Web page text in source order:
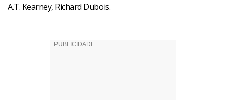
A.T. Kearney, Richard Dubois.